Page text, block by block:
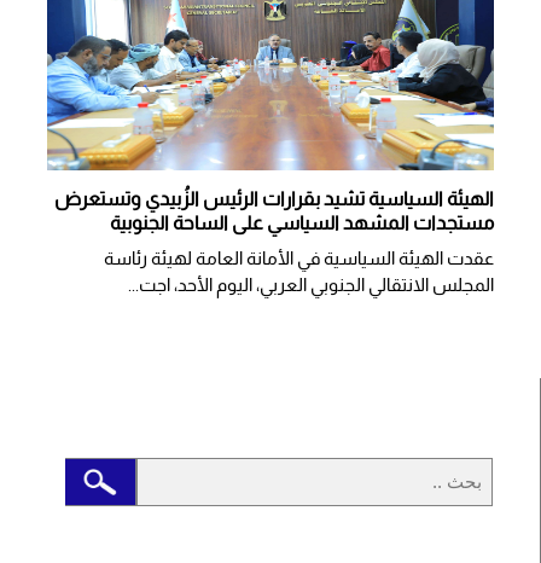
الهيئة السياسية تشيد بقرارات الرئيس الزُبيدي وتستعرض
مستجدات المشهد السياسي على الساحة الجنوبية
عقدت الهيئة السياسية في الأمانة العامة لهيئة رئاسة
المجلس الانتقالي الجنوبي العربي، اليوم الأحد، اجت...